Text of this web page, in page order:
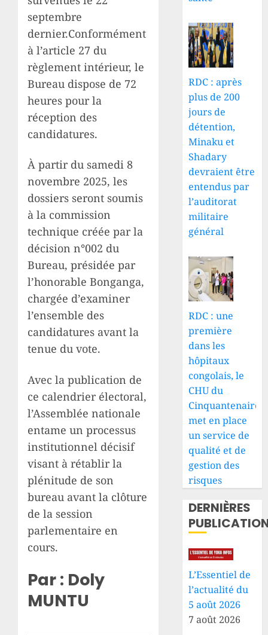
septembre
dernier.Conformément
à l’article 27 du
règlement intérieur, le
Bureau dispose de 72
heures pour la
réception des
candidatures.
À partir du samedi 8
novembre 2025, les
dossiers seront soumis
à la commission
technique créée par la
décision n°002 du
Bureau, présidée par
l’honorable Bonganga,
chargée d’examiner
l’ensemble des
candidatures avant la
tenue du vote.
Avec la publication de
ce calendrier électoral,
l’Assemblée nationale
entame un processus
institutionnel décisif
visant à rétablir la
plénitude de son
bureau avant la clôture
de la session
parlementaire en
cours.
Par : Doly
MUNTU
RDC : après
plus de 200
jours de
détention,
Minaku et
Shadary
devraient être
entendus par
l’auditorat
militaire
général
RDC : une
première
dans les
hôpitaux
congolais, le
CHU du
Cinquantenaire
met en place
un service de
qualité et de
gestion des
risques
DERNIÈRES
L’Essentiel de
l’actualité du
5 août 2026
7 août 2026